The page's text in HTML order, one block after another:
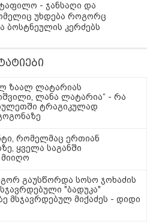
საბოტაჟი, ტექნიკური
თუ
-
თვალჭრელიძის ანალიზი
„პოლიტიკური
- კულუარული
რომლებიც დიდი
ფასად ჯდება
- ჯანსაღი და
უხდება როგორც
ბოსტნეულის კერძებს
ზაალ ლატარიას
ლანა ლატარია“ - რა
ტრაგიკულად
რომელმაც ერთიან
ყველა საგანში
გაუსწორდა სოსო ჯოხაძის
"ბადუკა"
მსჯავრდებულ მიქაძეს - დიდი